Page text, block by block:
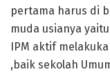
pertama harus di
muda usianya
IPM aktif
,baik sekolah